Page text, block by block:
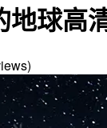
球高